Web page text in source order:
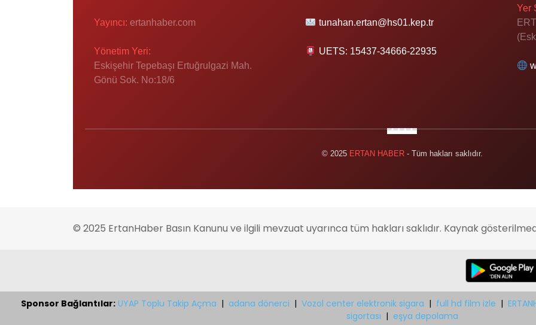
Yayıncı: ertanhaber.com
Yönetim Yeri:
Eskişehir Tepebaşı Ertuğrulgazi Mah.
Gönü Sok. No:18/6
tunahan.ertan@hs01.kep.tr
UETS: 15437-34666-22935
Yer
© 2025 ERTAN HABER- Tüm hakları saklıdır.
© 2025 ErtanHaber Basın Kanunu ve ilgili mevzuat uyarınca tüm hakları saklıdır. Kaynak
Sponsor Bağlantılar: UYAP Toplu Takip Açma | adana dönerci | Vozol center elektronik sigara | full hd film izle |
sigortası | eşya depolama